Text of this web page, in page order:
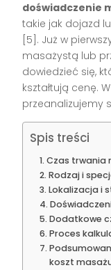
doświadczenie
takie jak dojazd
[5]. Już w
masażystą lub
dowiedzieć się,
kształtują cenę.
przeanalizujemy
Spis treści
Czas trwania
Rodzaj i
Lokalizacja i
Dodatkowe
Proces
koszt